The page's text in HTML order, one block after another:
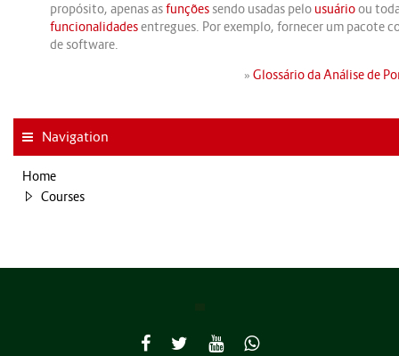
propósito, apenas asfunçõessendo usadas pelo usuárioou
funcionalidadesentregues. Por exemplo, fornecer um pacote
de software.
» Glossário da Análise de
Navigation
Home
Courses